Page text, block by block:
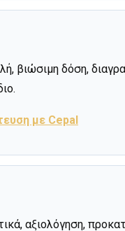
βιώσιμη δόση,
με Cepal
αξιολόγηση,